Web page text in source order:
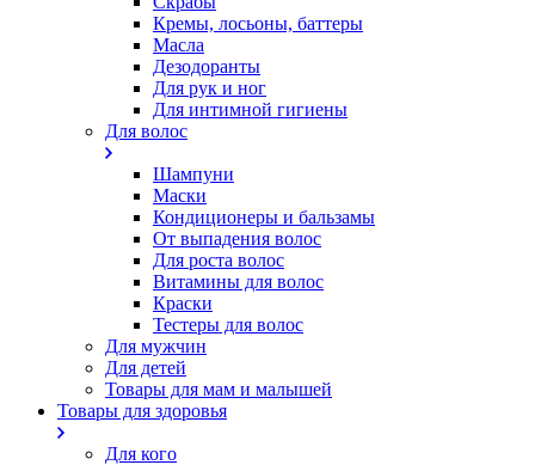
Кремы, лосьоны, баттеры
Масла
Дезодоранты
Для рук и ног
Для интимной гигиены
Для волос
Шампуни
Маски
Кондиционеры и бальзамы
От выпадения волос
Для роста волос
Витамины для волос
Краски
Тестеры для волос
Для мужчин
Для детей
Товары для мам и малышей
Товары для здоровья
Для кого